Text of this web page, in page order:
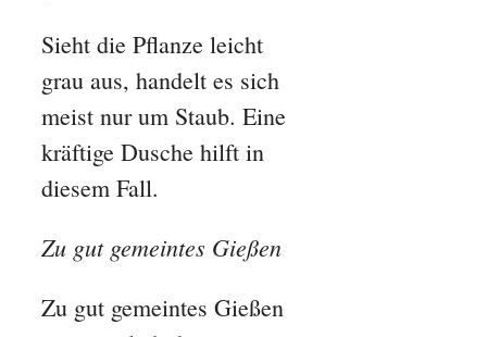
Sieht die Pflanze leicht
grau aus, handelt es sich
meist nur um Staub. Eine
kräftige Dusche hilft in
diesem Fall.
Zu gut gemeintes Gießen
Zu gut gemeintes Gießen